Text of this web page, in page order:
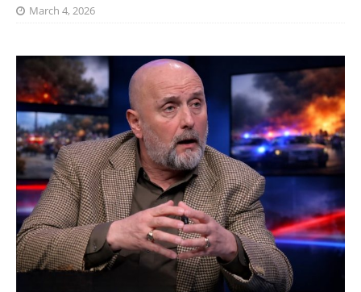
March 4, 2026